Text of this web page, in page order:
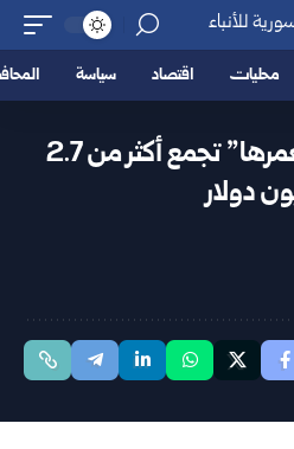
محليات اقتصاد سياسة
حملة “تفتناز بدنا نعمرها” تجمع أكثر من 2.7
دولار